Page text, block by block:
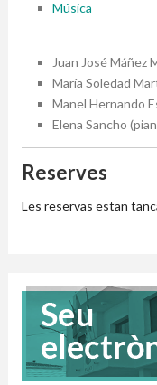
Música
Juan José Máñez
María Soledad
Manel Hernando
Elena Sancho
Reserves
Les reservas estan